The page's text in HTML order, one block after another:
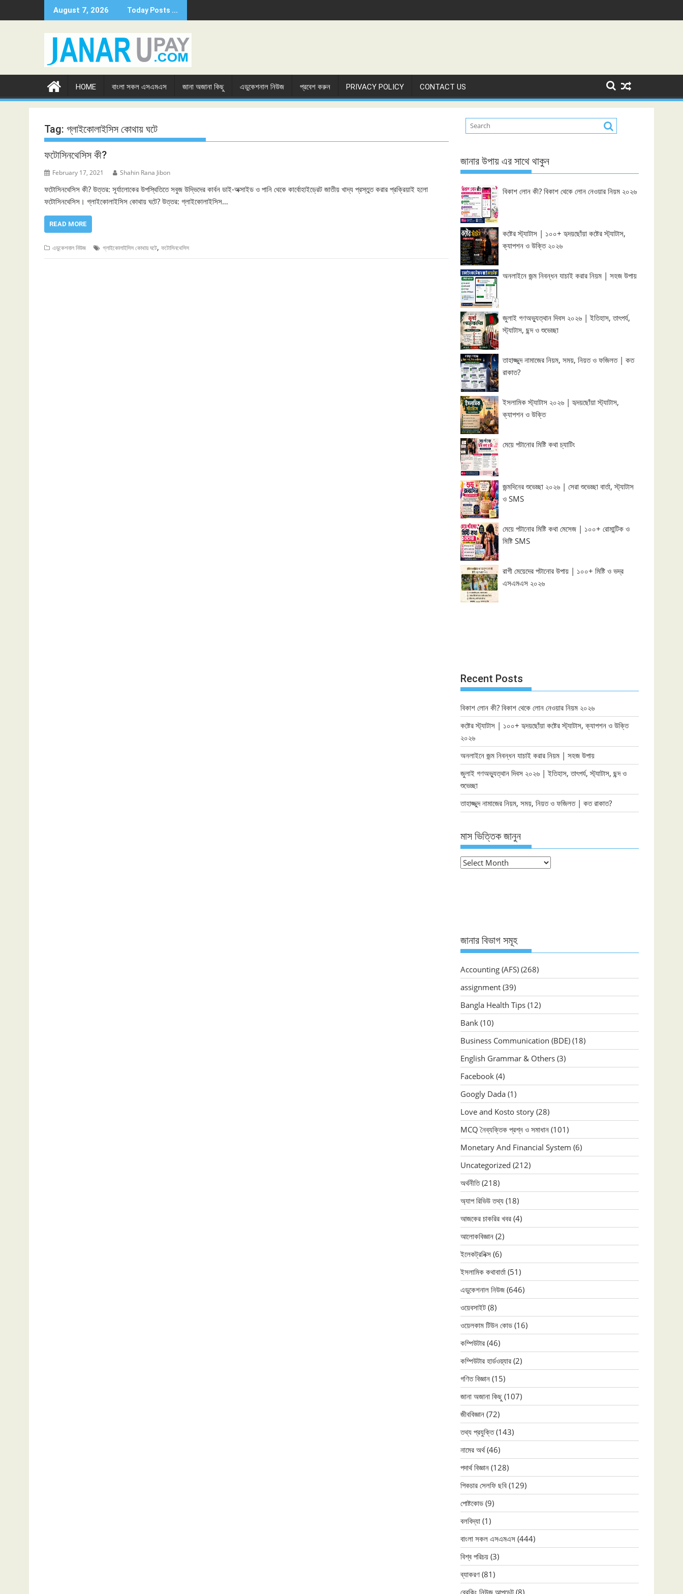
to
August 7, 2026 Today Posts ...
HOME বাংলা সকল এসএমএস জানা অজানা কিছু এডুকেশনাল নিউজ প্রবেশ করুন PRIVACY POLICY CONTACT US
Tag: গ্লাইকোলাইসিস কোথায় ঘটে
ফটোসিনথেসিস কী?
February 17, 2021 Shahin Rana Jibon
ফটোসিনথেসিস কী? উত্তর: সূর্যালোকের উপস্থিতিতে সবুজ উদ্ভিদের কার্বন ডাই-অক্সাইড ও পানি থেকে কার্বোহাইড্রেট জাতীয় খাদ্য প্রস্তুত করার প্রক্রিয়াই হলো
ফটোসিনথেসিস। গ্লাইকোলাইসিস কোথায় ঘটে? উত্তর: গ্লাইকোলাইসিস…
READ MORE
এডুকেশনাল নিউজ গ্লাইকোলাইসিস কোথায় ঘটে, ফটোসিনথেসিস
জানার উপায় এর সাথে থাকুন
বিকাশ লোন কী? বিকাশ থেকে লোন নেওয়ার নিয়ম ২০২৬
কষ্টের স্ট্যাটাস | ১০০+ হৃদয়ছোঁয়া কষ্টের স্ট্যাটাস,
ক্যাপশন ও উক্তি ২০২৬
অনলাইনে জন্ম নিবন্ধন যাচাই করার নিয়ম | সহজ উপায়
জুলাই গণঅভ্যুত্থান দিবস ২০২৬ | ইতিহাস, তাৎপর্য,
স্ট্যাটাস, ছন্দ ও শুভেচ্ছা
তাহাজ্জুদ নামাজের নিয়ম, সময়, নিয়ত ও ফজিলত | কত
রাকাত?
ইসলামিক স্ট্যাটাস ২০২৬ | হৃদয়ছোঁয়া স্ট্যাটাস,
ক্যাপশন ও উক্তি
মেয়ে পটানোর মিষ্টি কথা চ্যাটিং
জন্মদিনের শুভেচ্ছা ২০২৬ | সেরা শুভেচ্ছা বার্তা, স্ট্যাটাস
ও SMS
মেয়ে পটানোর মিষ্টি কথা মেসেজ | ১০০+ রোমান্টিক ও
মিষ্টি SMS
রাগী মেয়েদের পটানোর উপায় | ১০০+ মিষ্টি ও ভদ্র
এসএমএস ২০২৬
Recent Posts
বিকাশ লোন কী? বিকাশ থেকে লোন নেওয়ার নিয়ম ২০২৬
কষ্টের স্ট্যাটাস | ১০০+ হৃদয়ছোঁয়া কষ্টের স্ট্যাটাস, ক্যাপশন ও উক্তি
২০২৬
অনলাইনে জন্ম নিবন্ধন যাচাই করার নিয়ম | সহজ উপায়
জুলাই গণঅভ্যুত্থান দিবস ২০২৬ | ইতিহাস, তাৎপর্য, স্ট্যাটাস, ছন্দ ও
শুভেচ্ছা
তাহাজ্জুদ নামাজের নিয়ম, সময়, নিয়ত ও ফজিলত | কত রাকাত?
মাস ভিত্তিক জানুন
মাস
জানার বিভাগ সমূহ
Accounting (AFS) (268)
assignment (39)
Bangla Health Tips (12)
Bank (10)
Business Communication (BDE) (18)
English Grammar & Others (3)
Facebook (4)
Googly Dada (1)
Love and Kosto story (28)
MCQ নৈব্যক্তিক প্রশ্ন ও সমাধান (101)
Monetary And Financial System (6)
Uncategorized (212)
অর্থনীতি(218)
অ্যাপ রিভিউ তথ্য (18)
আজকের চাকরির খবর (4)
আলোকবিজ্ঞান (2)
ইলেকট্রনিক্স (6)
ইসলামিক কথাবার্তা (51)
এডুকেশনাল নিউজ (646)
ওয়েবসাইট (8)
ওয়েলকাম টিউন কোড (16)
কম্পিউটার (46)
কম্পিউটার হার্ডওয়্যার (2)
গণিত বিজ্ঞান (15)
জানা অজানা কিছু (107)
জীববিজ্ঞান (72)
তথ্য প্রযুক্তি(143)
নামের অর্থ(46)
পদার্থ বিজ্ঞান (128)
পিকচার সেলফি ছবি (129)
পোষ্টকোড (9)
বলবিদ্যা (1)
বাংলা সকল এসএমএস (444)
বিশ্ব পরিচয় (3)
ব্যাকরণ (81)
ব্রেকিং নিউজ আপডেট (8)